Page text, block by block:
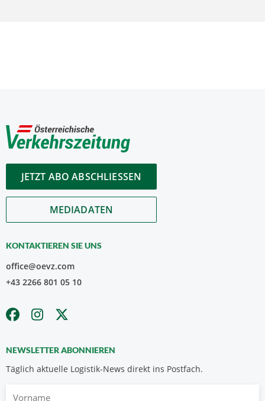
JETZT ABO ABSCHLIESSEN
MEDIADATEN
KONTAKTIEREN SIE UNS
office@oevz.com
+43 2266 801 05 10
NEWSLETTER ABONNIEREN
Täglich aktuelle Logistik-News direkt ins Postfach.